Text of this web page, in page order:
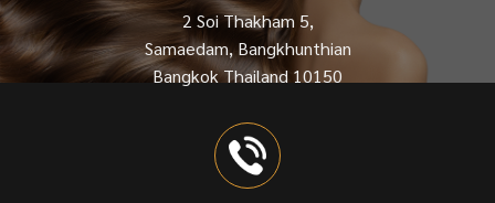
2 Soi Thakham 5,
Samaedam, Bangkhunthian
Bangkok Thailand 10150